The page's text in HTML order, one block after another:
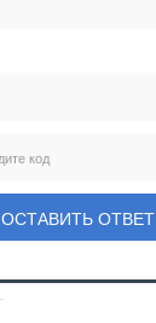
ОСТАВИТЬ ОТВЕТ